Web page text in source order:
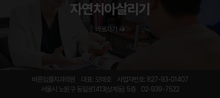
자연치아살리기
바로가기 →
바른임플치과의원 대표: 오태호
사업자번호: 827-93-01407
서울시 노원구 동일로1413(상계동) 5층
02-939-7522